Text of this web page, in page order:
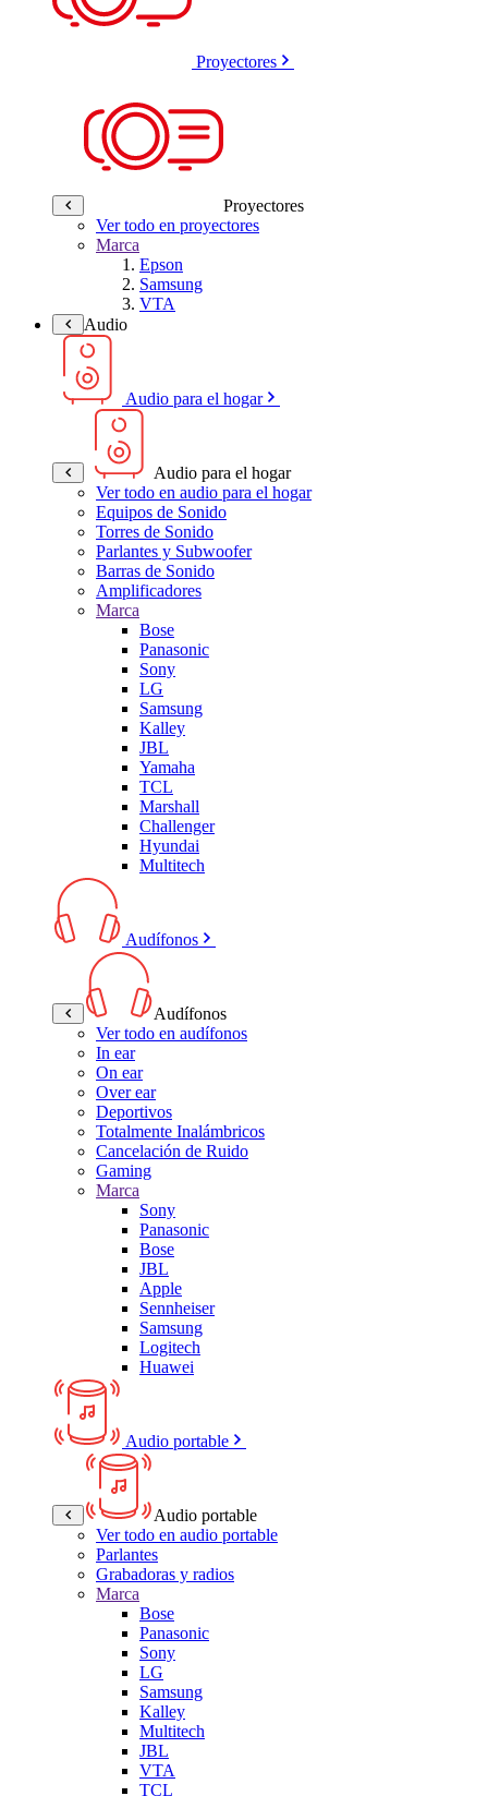
Proyectores
Proyectores
Ver todo en proyectores
Marca
Epson
Samsung
VTA
Audio
Audio para el hogar
Audio para el hogar
Ver todo en audio para el hogar
Equipos de Sonido
Torres de Sonido
Parlantes y Subwoofer
Barras de Sonido
Amplificadores
Marca
Bose
Panasonic
Sony
LG
Samsung
Kalley
JBL
Yamaha
TCL
Marshall
Challenger
Hyundai
Multitech
Audífonos
Audífonos
Ver todo en audífonos
In ear
On ear
Over ear
Deportivos
Totalmente Inalámbricos
Cancelación de Ruido
Gaming
Marca
Sony
Panasonic
Bose
JBL
Apple
Sennheiser
Samsung
Logitech
Huawei
Audio portable
Audio portable
Ver todo en audio portable
Parlantes
Grabadoras y radios
Marca
Bose
Panasonic
Sony
LG
Samsung
Kalley
Multitech
JBL
VTA
TCL